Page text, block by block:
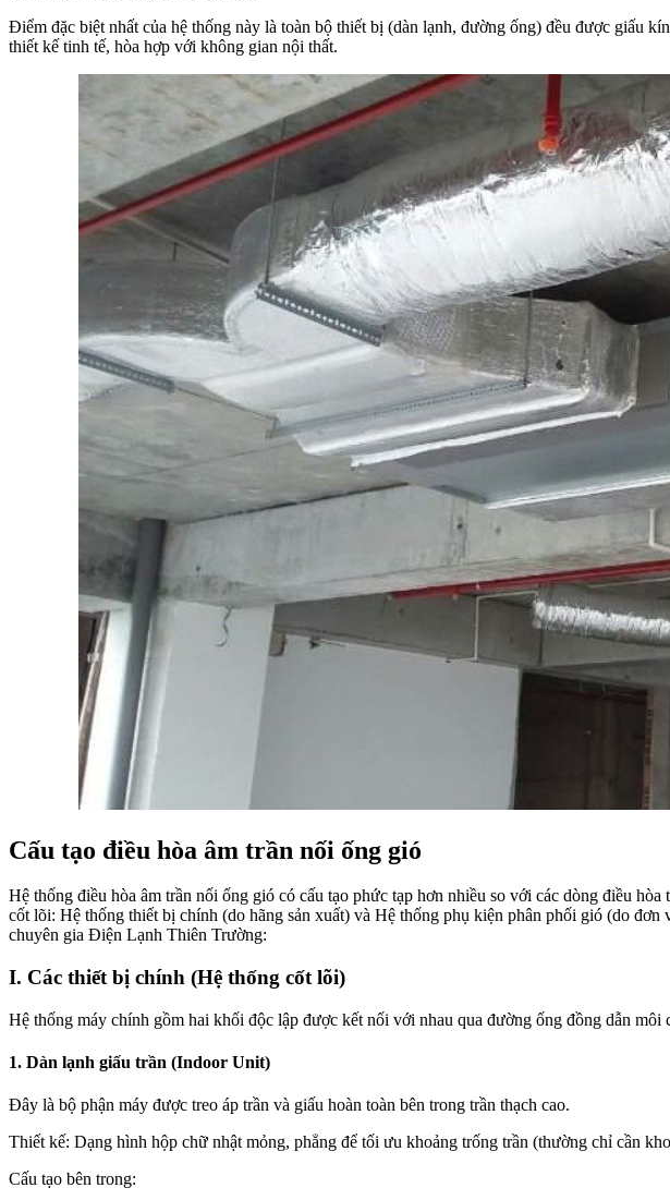
Điểm đặc biệt nhất của hệ thống này là toàn bộ thiết bị (dàn lạnh, đường ống) đều được giấu
thiết kế tinh tế, hòa hợp với không gian nội thất.
Cấu tạo điều hòa âm trần nối ống gió
Hệ thống điều hòa âm trần nối ống gió có cấu tạo phức tạp hơn nhiều so với các dòng điều
cốt lõi: Hệ thống thiết bị chính (do hãng sản xuất) và Hệ thống phụ kiện phân phối gió (do
chuyên gia Điện Lạnh Thiên Trường:
I. Các thiết bị chính (Hệ thống cốt lõi)
Hệ thống máy chính gồm hai khối độc lập được kết nối với nhau qua đường ống đồng dẫn môi
1. Dàn lạnh giấu trần (Indoor Unit)
Đây là bộ phận máy được treo áp trần và giấu hoàn toàn bên trong trần thạch cao.
Thiết kế: Dạng hình hộp chữ nhật mỏng, phẳng để tối ưu khoảng trống trần (thường chỉ cần
Cấu tạo bên trong: